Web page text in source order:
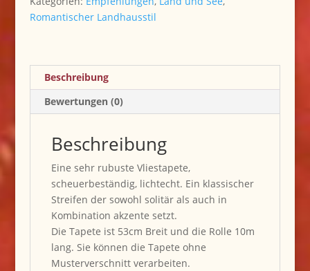
Romantischer Landhausstil
Beschreibung
Bewertungen (0)
Beschreibung
Eine sehr rubuste Vliestapete,
scheuerbeständig, lichtecht. Ein klassischer
Streifen der sowohl solitär als auch in
Kombination akzente setzt.
Die Tapete ist 53cm Breit und die Rolle 10m
lang. Sie können die Tapete ohne
Musterverschnitt verarbeiten.